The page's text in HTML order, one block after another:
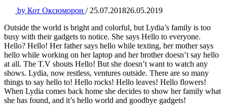
by Кот Оксюморон / 25.07.201826.05.2019
Outside the world is bright and colorful, but Lydia’s family is too
busy with their gadgets to notice. She says Hello to everyone.
Hello? Hello! Her father says hello while texting, her mother says
hello while working on her laptop and her brother doesn’t say hello
at all. The T.V shouts Hello! But she doesn’t want to watch any
shows. Lydia, now restless, ventures outside. There are so many
things to say hello to! Hello rocks! Hello leaves! Hello flowers!
When Lydia comes back home she decides to show her family what
she has found, and it’s hello world and goodbye gadgets!